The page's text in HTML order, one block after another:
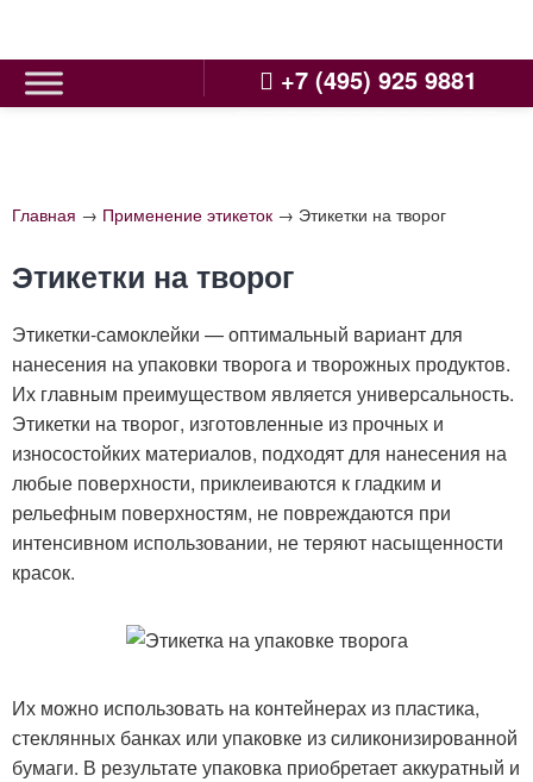
content
+7 (495) 925 9881
Главная → Применение этикеток → Этикетки на творог
Этикетки на творог
Этикетки-самоклейки — оптимальный вариант для
нанесения на упаковки творога и творожных продуктов.
Их главным преимуществом является универсальность.
Этикетки на творог, изготовленные из прочных и
износостойких материалов, подходят для нанесения на
любые поверхности, приклеиваются к гладким и
рельефным поверхностям, не повреждаются при
интенсивном использовании, не теряют насыщенности
красок.
Их можно использовать на контейнерах из пластика,
стеклянных банках или упаковке из силиконизированной
бумаги. В результате упаковка приобретает аккуратный и